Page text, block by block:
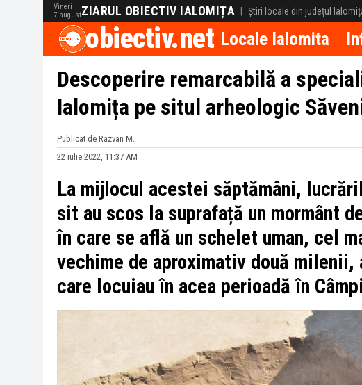
Vineri
7 augustZIARUL OBIECTIV IALOMIȚA | Știri locale din județul
obiectiv.net Locale Ialomita
Descoperire remarcabilă a
Ialomița pe situl arheologic
Publicat de Razvan M.
22 iulie 2022, 11:37 AM
La mijlocul acestei săptămâni,
sit au scos la suprafață un mormânt
în care se află un schelet uman, cel
vechime de aproximativ două
care locuiau în acea perioadă în